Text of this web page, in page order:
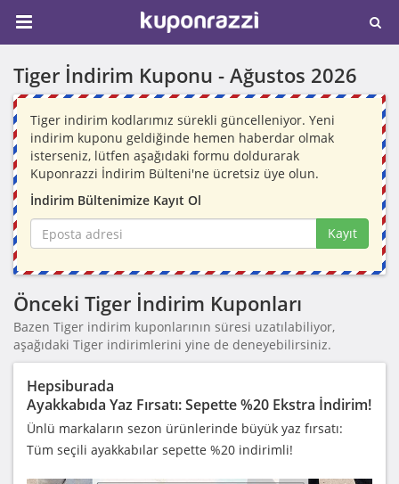
Tiger İndirim Kuponu - Ağustos 2026
Tiger indirim kodlarımız sürekli güncelleniyor. Yeni
indirim kuponu geldiğinde hemen haberdar olmak
isterseniz, lütfen aşağıdaki formu doldurarak
Kuponrazzi İndirim Bülteni'ne ücretsiz üye olun.
İndirim Bültenimize Kayıt Ol
Kayıt
Önceki Tiger İndirim Kuponları
Bazen Tiger indirim kuponlarının süresi uzatılabiliyor,
aşağıdaki Tiger indirimlerini yine de deneyebilirsiniz.
Hepsiburada
Ayakkabıda Yaz Fırsatı: Sepette %20 Ekstra İndirim!
Ünlü markaların sezon ürünlerinde büyük yaz fırsatı:
Tüm seçili ayakkabılar sepette %20 indirimli!